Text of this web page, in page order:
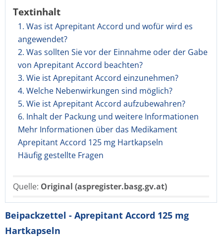
Textinhalt
1. Was ist Aprepitant Accord und wofür wird es
angewendet?
2. Was sollten Sie vor der Einnahme oder der Gabe
von Aprepitant Accord beachten?
3. Wie ist Aprepitant Accord einzunehmen?
4. Welche Nebenwirkungen sind möglich?
5. Wie ist Aprepitant Accord aufzubewahren?
6. Inhalt der Packung und weitere Informationen
Mehr Informationen über das Medikament
Aprepitant Accord 125 mg Hartkapseln
Häufig gestellte Fragen
Quelle: Original (aspregister.basg.gv.at)
Beipackzettel - Aprepitant Accord 125 mg
Hartkapseln